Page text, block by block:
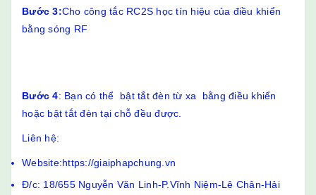
Bước 3:Cho công tắc RC2S học tín hiệu của điều khiển
bằng sóng RF
Bước 4: Bạn có thể bật tắt đèn từ xa bằng điều khiển
hoặc bật tắt đèn tại chỗ đều được.
Liên hệ:
Website:https://giaiphapchung.vn
Đ/c: 18/655 Nguyễn Văn Linh-P.Vĩnh Niệm-Lê Chân-Hải